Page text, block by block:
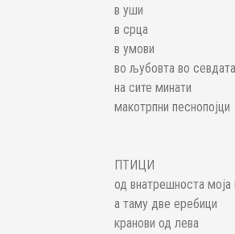
в уши
в срца
в умови
во љубовта во севдата
на сите минати
макотрпни песнопојци
ПТИЦИ
од внатрешноста моја
а таму две еребици
кранови од лева